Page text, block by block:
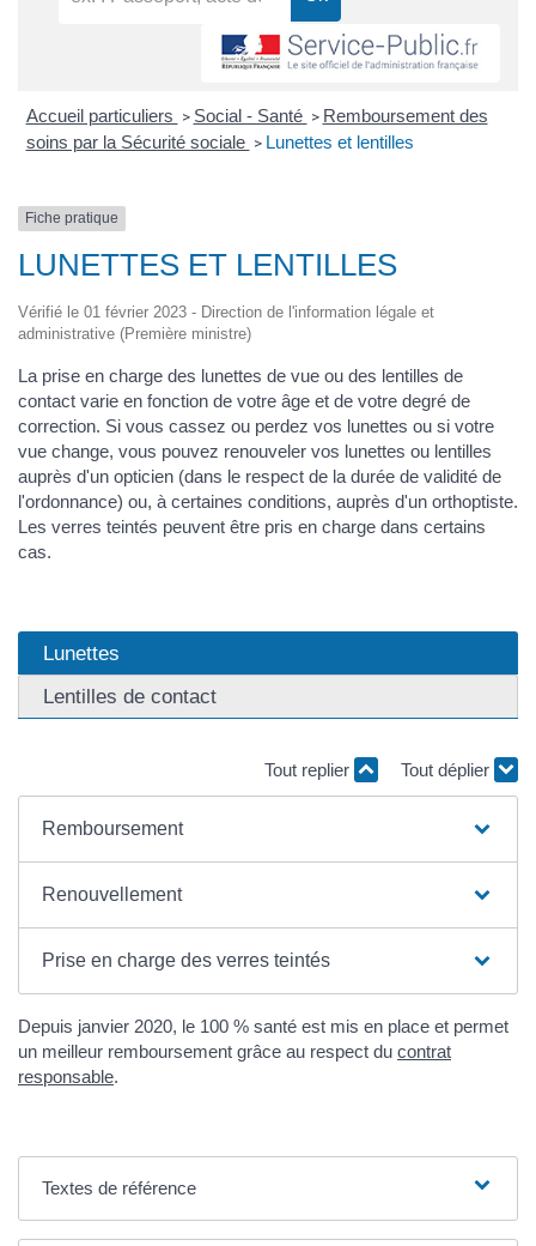
Accueil particuliers > Social - Santé > Remboursement des
soins par la Sécurité sociale > Lunettes et lentilles
Fiche pratique
LUNETTES ET LENTILLES
Vérifié le 01 février 2023 - Direction de l'information légale et
administrative (Première ministre)
La prise en charge des lunettes de vue ou des lentilles de
contact varie en fonction de votre âge et de votre degré de
correction. Si vous cassez ou perdez vos lunettes ou si votre
vue change, vous pouvez renouveler vos lunettes ou lentilles
auprès d'un opticien (dans le respect de la durée de validité de
l'ordonnance) ou, à certaines conditions, auprès d'un orthoptiste.
Les verres teintés peuvent être pris en charge dans certains
cas.
Lunettes
Lentilles de contact
Tout replier Tout déplier
Remboursement
Renouvellement
Prise en charge des verres teintés
Depuis janvier 2020, le 100 % santé est mis en place et permet
un meilleur remboursement grâce au respect du contrat
responsable.
Textes de référence